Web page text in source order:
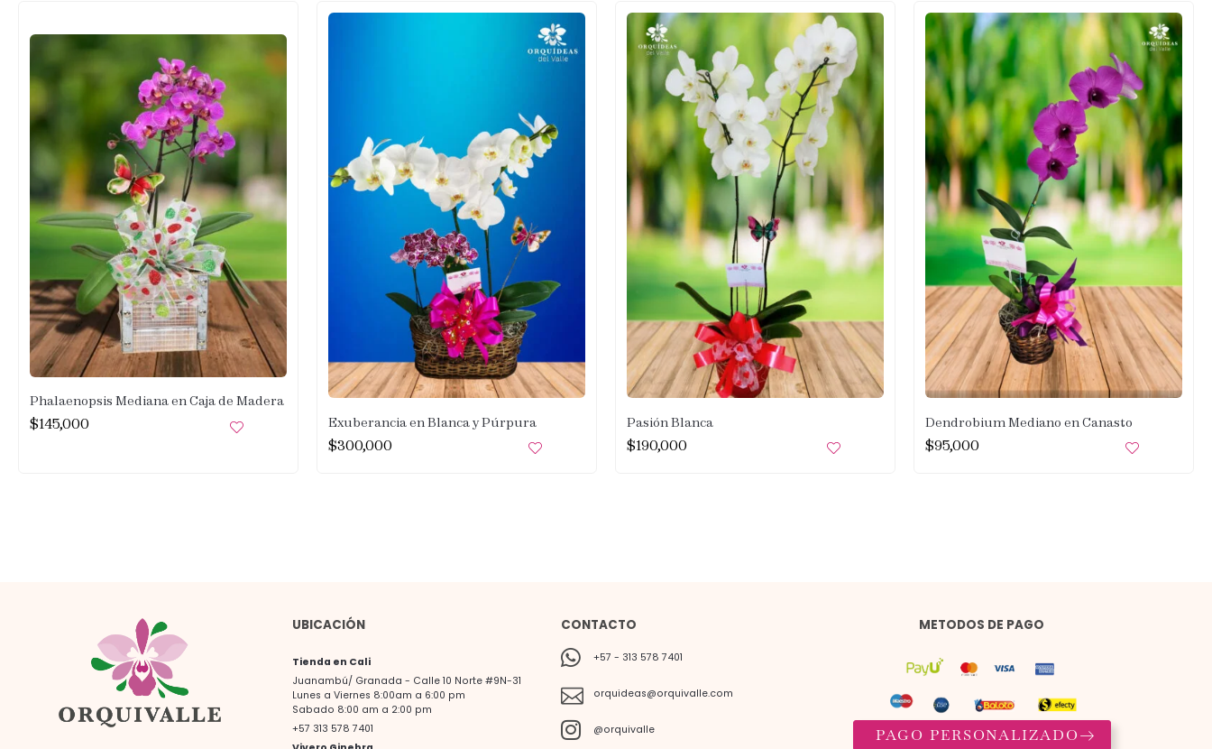
Phalaenopsis Mediana en Caja de Madera
$145,000 Exuberancia en Blanca y Púrpura
$300,000
Pasión Blanca
$190,000
Dendrobium Mediano en Canasto
$95,000
UBICACIÓN
Tienda en Cali
Juanambú/ Granada - Calle 10 Norte #9N-31
Lunes a Viernes 8:00am a 6:00 pm
Sabado 8:00 am a 2:00 pm
+57 313 578 7401
CONTACTO
+57 - 313 578 7401
orquideas@orquivalle.com
@orquivalle
METODOS DE PAGO
PAGO PERSONALIZADO